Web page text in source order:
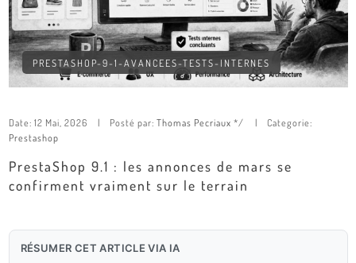
PRESTASHOP-9-1-AVANCEES-TESTS-INTERNES
Date: 12 Mai, 2026 Posté par: Thomas Pecriaux */
Categorie:
Prestashop
PrestaShop 9.1 : les annonces de mars se
confirment vraiment sur le terrain
RÉSUMER CET ARTICLE VIA IA